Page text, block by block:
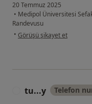
20 Temmuz 2025
• Medipol Üniversitesi
Randevusu
• kullanıcının görüşüne göre
Görüşü şikayet et
tu...y Telefon